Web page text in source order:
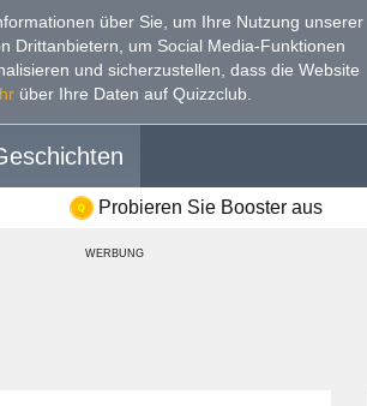
über Sie, um Ihre Nutzung unserer
Drittanbietern, um Social Media-Funktionen
und sicherzustellen, dass die Website
über Ihre Daten auf Quizzclub.
Probieren Sie Booster aus
WERBUNG